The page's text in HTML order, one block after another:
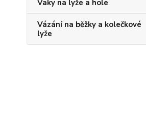
Vaky na lyže a hole
Vázání na běžky a kolečkové
lyže